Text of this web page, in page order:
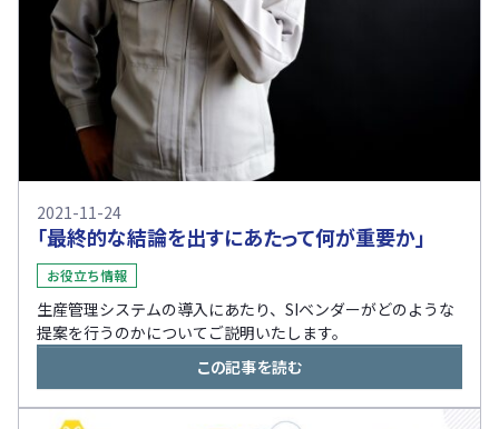
2021-11-24
「最終的な結論を出すにあたって何が重要か」
お役立ち情報
生産管理システムの導入にあたり、SIベンダーがどのような
提案を行うのかについてご説明いたします。
この記事を読む